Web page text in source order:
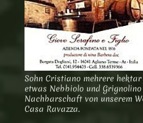
Sohn Cristiano mehrere
etwas Nebbiolo und
Nachbarschaft von unserem
Casa Ravazza.